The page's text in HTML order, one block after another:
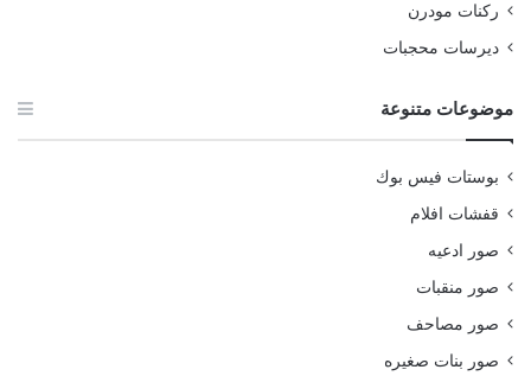
ركنات مودرن
ديرسات محجبات
موضوعات متنوعة
بوستات فيس بوك
قفشات افلام
صور ادعيه
صور منقبات
صور مصاحف
صور بنات صغيره